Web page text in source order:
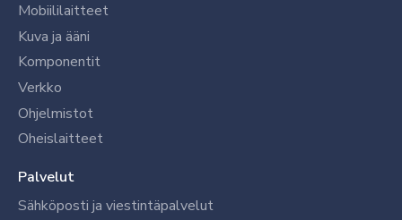
Mobiililaitteet
Kuva ja ääni
Komponentit
Verkko
Ohjelmistot
Oheislaitteet
Palvelut
Sähköposti ja viestintäpalvelut